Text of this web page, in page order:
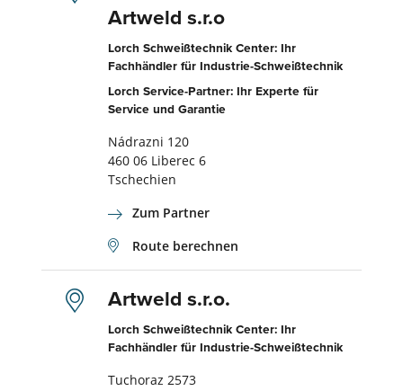
Artweld s.r.o
Lorch Schweißtechnik Center: Ihr
Fachhändler für Industrie-Schweißtechnik
Lorch Service-Partner: Ihr Experte für
Service und Garantie
Nádrazni 120
460 06 Liberec 6
Tschechien
Zum Partner
Route berechnen
Artweld s.r.o.
Lorch Schweißtechnik Center: Ihr
Fachhändler für Industrie-Schweißtechnik
Tuchoraz 2573